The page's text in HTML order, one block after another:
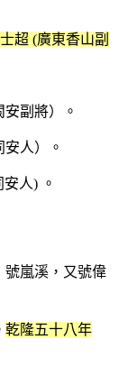
超 (廣東香山副
閩安副將）。
人）。
人) 。
號嵐溪，又號偉
乾隆五十八年